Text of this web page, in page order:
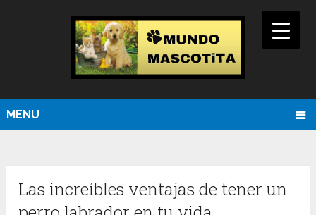
MENU
Las increíbles ventajas de tener un